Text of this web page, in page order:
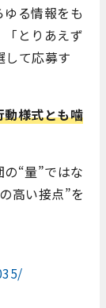
る情報をも
「とりあえず
て応募す
様式とも噛
“量”ではな
高い接点”を